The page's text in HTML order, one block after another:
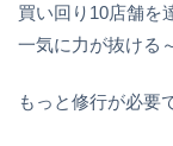
買い回り10店舗を
一気に力が抜ける
もっと修行が必要